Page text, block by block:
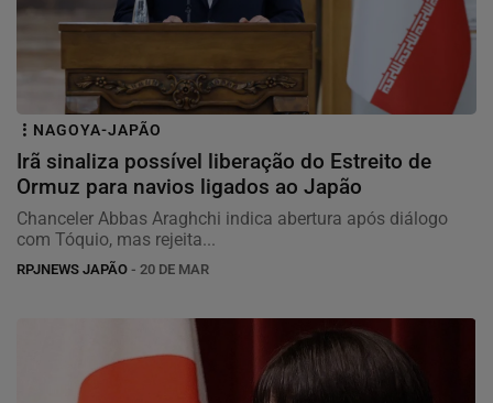
NAGOYA-JAPÃO
Irã sinaliza possível liberação do Estreito de
Ormuz para navios ligados ao Japão
Chanceler Abbas Araghchi indica abertura após diálogo
com Tóquio, mas rejeita...
RPJNEWS JAPÃO - 20 DE MAR